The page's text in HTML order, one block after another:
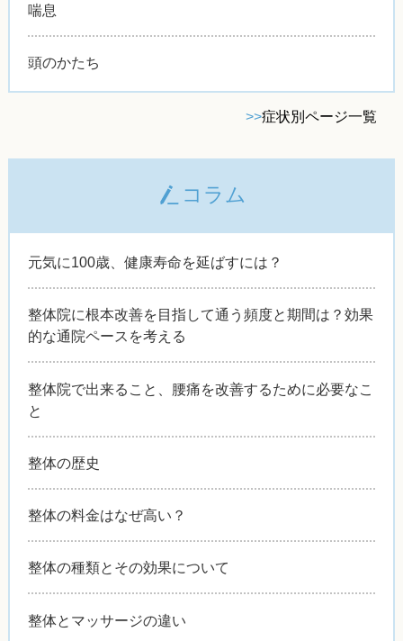
喘息
頭のかたち
>>症状別ページ一覧
コラム
元気に100歳、健康寿命を延ばすには？
整体院に根本改善を目指して通う頻度と期間は？効果
的な通院ペースを考える
整体院で出来ること、腰痛を改善するために必要なこ
と
整体の歴史
整体の料金はなぜ高い？
整体の種類とその効果について
整体とマッサージの違い